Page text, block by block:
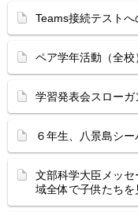
Teams接続テスト
ペア学年活動（全校
学習発表会スローガ
６年生、八景島シー
文部科学大臣メッ
域全体で子供たちを